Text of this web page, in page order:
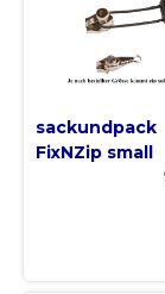
sackundpack
FixNZip small